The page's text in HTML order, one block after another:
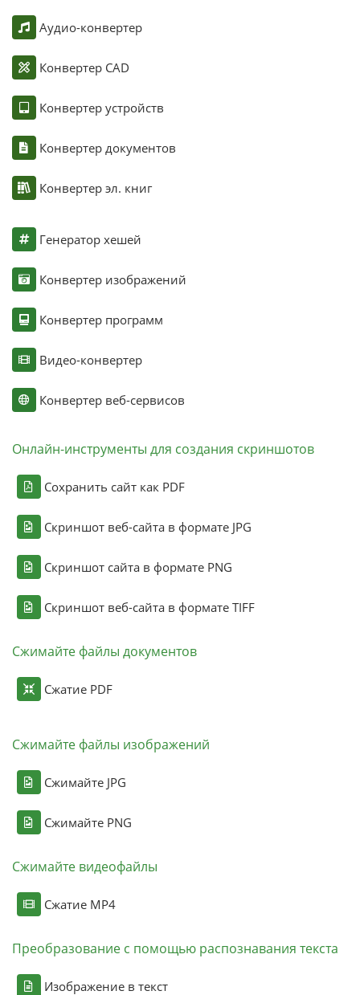
Аудио-конвертер
Конвертер CAD
Конвертер устройств
Конвертер документов
Конвертер эл. книг
Генератор хешей
Конвертер изображений
Конвертер программ
Видео-конвертер
Конвертер веб-сервисов
Онлайн-инструменты для создания скриншотов
Сохранить сайт как PDF
Скриншот веб-сайта в формате JPG
Скриншот сайта в формате PNG
Скриншот веб-сайта в формате TIFF
Сжимайте файлы документов
Сжатие PDF
Сжимайте файлы изображений
Сжимайте JPG
Сжимайте PNG
Сжимайте видеофайлы
Сжатие MP4
Преобразование с помощью распознавания текста
Изображение в текст